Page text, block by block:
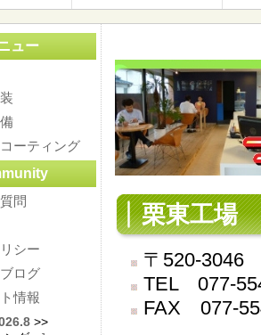
栗東工場
〒520-3046
TEL 077-
FAX 077-
ュー
ーティング
問
シー
ログ
情報
>>